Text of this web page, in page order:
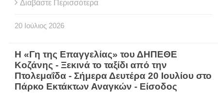
Διαβάστε Περισσότερα
20 Ιούλιος 2026
Η «Γη της Επαγγελίας» του ΔΗΠΕΘΕ
Κοζάνης - Ξεκινά το ταξίδι από την
Πτολεμαΐδα - Σήμερα Δευτέρα 20 Ιουλίου στο
Πάρκο Εκτάκτων Αναγκών - Είσοδος